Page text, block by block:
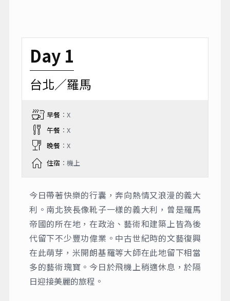
Day 1
台北／羅馬
早餐：X
午餐：X
晚餐：X
住宿 ：機上
今日帶著快樂的行囊，奔向熱情又浪漫的義大
利。南北狹長像靴子一樣的義大利，曾是羅馬
帝國的所在地，在政治、藝術和建築上皆為後
代留下不少豐功偉業。中古世紀時的文藝復興
在此萌芽，米開朗基羅等大師在此地留下相當
多的藝術瑰寶。今日於飛機上稍適休息，於隔
日迎接美麗的旅程。